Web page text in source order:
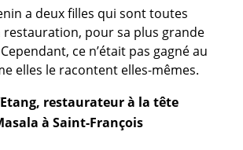
a deux filles qui sont toutes
restauration, pour sa plus grande
ce n’était pas gagné au
elles le racontent elles-mêmes.
restaurateur à la tête
à Saint-François